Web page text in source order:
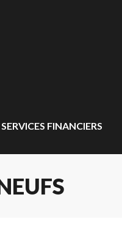
SERVICES FINANCIERS